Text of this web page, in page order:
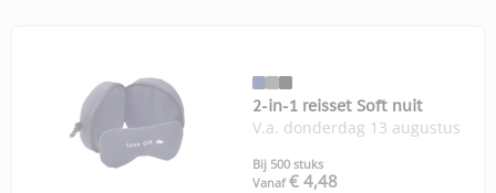
2-in-1 reisset Soft nuit
V.a. donderdag 13 augustus
Bij 500 stuks
Vanaf € 4,48